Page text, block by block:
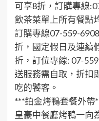
可享8折，訂購專線
飲茶菜單上所有餐點
訂購專線07-559-
折，國定假日及連續
折，訂位專線: 07-
送服務需自取，折扣
吃的饕客。
***鉑金烤鴨套餐外帶
皇豪中餐廳烤鴨一向